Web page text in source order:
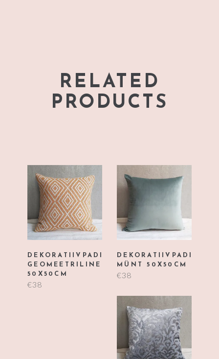
RELATED
PRODUCTS
DEKORATIIVPADI
GEOMEETRILINE
50X50CM
€38
DEKORATIIVPADI
MÜNT 50X50CM
€38